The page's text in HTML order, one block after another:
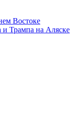
Востоке
и Трампа на Аляске